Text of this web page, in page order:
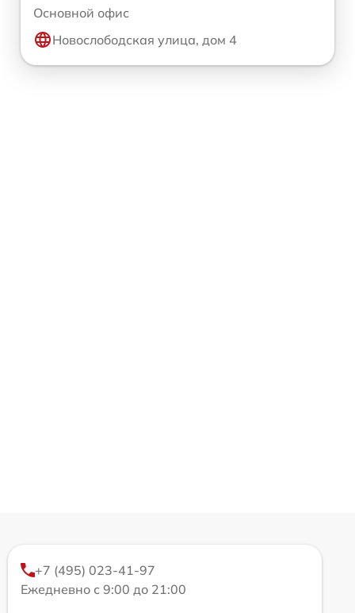
Основной офис
Новослободская улица, дом 4
+7 (495) 023-41-97
Ежедневно с 9:00 до 21:00